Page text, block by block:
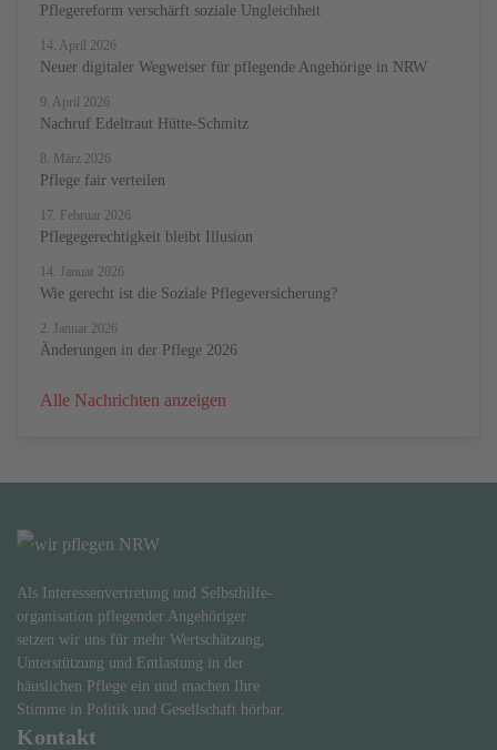
Pflegereform verschärft soziale Ungleichheit
14. April 2026
Neuer digitaler Wegweiser für pflegende Angehörige in NRW
9. April 2026
Nachruf Edeltraut Hütte-Schmitz
8. März 2026
Pflege fair verteilen
17. Februar 2026
Pflegegerechtigkeit bleibt Illusion
14. Januar 2026
Wie gerecht ist die Soziale Pflegeversicherung?
2. Januar 2026
Änderungen in der Pflege 2026
Alle Nachrichten anzeigen
Als Interessenvertretung und Selbsthilfe-
organisation pflegender Angehöriger
setzen wir uns für mehr Wertschätzung,
Unterstützung und Entlastung in der
häuslichen Pflege ein und machen Ihre
Stimme in Politik und Gesellschaft hörbar.
Kontakt